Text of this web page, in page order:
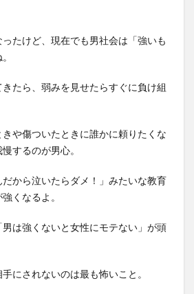
たけど、現在でも男社会は「強いも
たら、弱みを見せたらすぐに負け組
や傷ついたときに誰かに頼りたくな
するのが男心。
から泣いたらダメ！」みたいな教育
くなるよ。
は強くないと女性にモテない」が頭
にされないのは最も怖いこと。